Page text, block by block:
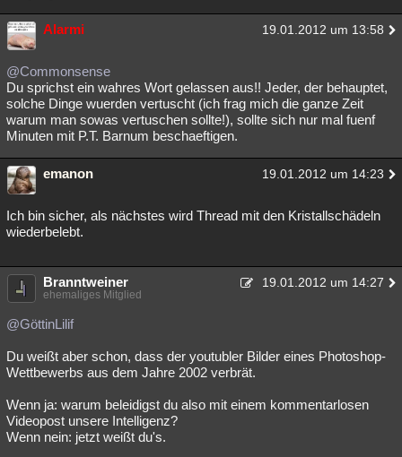
Alarmi 19.01.2012 um 13:58
@Commonsense
Du sprichst ein wahres Wort gelassen aus!! Jeder, der behauptet,
solche Dinge wuerden vertuscht (ich frag mich die ganze Zeit
warum man sowas vertuschen sollte!), sollte sich nur mal fuenf
Minuten mit P.T. Barnum beschaeftigen.
emanon 19.01.2012 um 14:23
Ich bin sicher, als nächstes wird Thread mit den Kristallschädeln
wiederbelebt.
Branntweiner 19.01.2012 um 14:27
ehemaliges Mitglied
@GöttinLilif
Du weißt aber schon, dass der youtubler Bilder eines Photoshop-
Wettbewerbs aus dem Jahre 2002 verbrät.
Wenn ja: warum beleidigst du also mit einem kommentarlosen
Videopost unsere Intelligenz?
Wenn nein: jetzt weißt du's.